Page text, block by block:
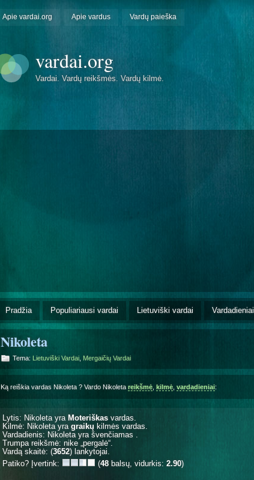
Apie vardai.org Apie vardus Vardų paieška
vardai.org
Vardai. Vardų reikšmės. Vardų kilmė.
Pradžia Populiariausi vardai Lietuviški vardai Vardadieniai
Nikoleta
Tema: Lietuviški Vardai Mergaičių Vardai
Ką reiškia vardas Nikoleta ? Vardo Nikoleta reikšmė kilmė vardadieniai:
Lytis: Nikoleta yra Moteriškas vardas.
Kilmė: Nikoleta yra graikų kilmės vardas.
Vardadienis: Nikoleta yra švenčiamas
Trumpa reikšmė: nike „pergalė“.
Vardą skaitė: (3652) lankytojai.
Patiko? Įvertink:
(48 balsų, vidurkis: 2.90)